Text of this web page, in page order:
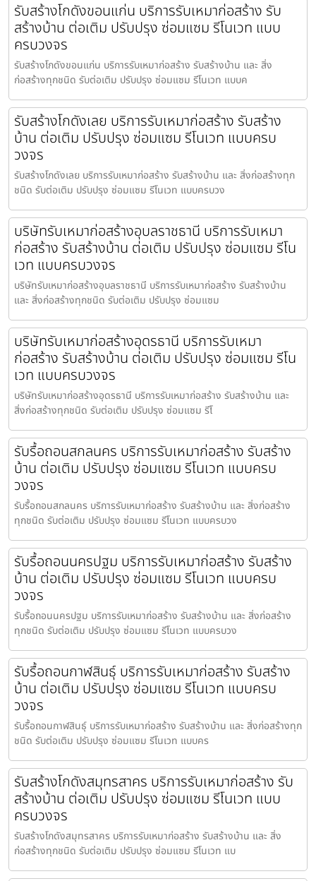
รับสร้างโกดังขอนแก่น บริการรับเหมาก่อสร้าง รับ
สร้างบ้าน ต่อเติม ปรับปรุง ซ่อมแซม รีโนเวท แบบ
ครบวงจร
รับสร้างโกดังขอนแก่น บริการรับเหมาก่อสร้าง รับสร้างบ้าน และ สิ่ง
ก่อสร้างทุกชนิด รับต่อเติม ปรับปรุง ซ่อมแซม รีโนเวท แบบค
รับสร้างโกดังเลย บริการรับเหมาก่อสร้าง รับสร้าง
บ้าน ต่อเติม ปรับปรุง ซ่อมแซม รีโนเวท แบบครบ
วงจร
รับสร้างโกดังเลย บริการรับเหมาก่อสร้าง รับสร้างบ้าน และ สิ่งก่อสร้างทุก
ชนิด รับต่อเติม ปรับปรุง ซ่อมแซม รีโนเวท แบบครบวง
บริษัทรับเหมาก่อสร้างอุบลราชธานี บริการรับเหมา
ก่อสร้าง รับสร้างบ้าน ต่อเติม ปรับปรุง ซ่อมแซม รีโน
เวท แบบครบวงจร
บริษัทรับเหมาก่อสร้างอุบลราชธานี บริการรับเหมาก่อสร้าง รับสร้างบ้าน
และ สิ่งก่อสร้างทุกชนิด รับต่อเติม ปรับปรุง ซ่อมแซม
บริษัทรับเหมาก่อสร้างอุดรธานี บริการรับเหมา
ก่อสร้าง รับสร้างบ้าน ต่อเติม ปรับปรุง ซ่อมแซม รีโน
เวท แบบครบวงจร
บริษัทรับเหมาก่อสร้างอุดรธานี บริการรับเหมาก่อสร้าง รับสร้างบ้าน และ
สิ่งก่อสร้างทุกชนิด รับต่อเติม ปรับปรุง ซ่อมแซม รีโ
รับรื้อถอนสกลนคร บริการรับเหมาก่อสร้าง รับสร้าง
บ้าน ต่อเติม ปรับปรุง ซ่อมแซม รีโนเวท แบบครบ
วงจร
รับรื้อถอนสกลนคร บริการรับเหมาก่อสร้าง รับสร้างบ้าน และ สิ่งก่อสร้าง
ทุกชนิด รับต่อเติม ปรับปรุง ซ่อมแซม รีโนเวท แบบครบวง
รับรื้อถอนนครปฐม บริการรับเหมาก่อสร้าง รับสร้าง
บ้าน ต่อเติม ปรับปรุง ซ่อมแซม รีโนเวท แบบครบ
วงจร
รับรื้อถอนนครปฐม บริการรับเหมาก่อสร้าง รับสร้างบ้าน และ สิ่งก่อสร้าง
ทุกชนิด รับต่อเติม ปรับปรุง ซ่อมแซม รีโนเวท แบบครบวง
รับรื้อถอนกาฬสินธุ์ บริการรับเหมาก่อสร้าง รับสร้าง
บ้าน ต่อเติม ปรับปรุง ซ่อมแซม รีโนเวท แบบครบ
วงจร
รับรื้อถอนกาฬสินธุ์ บริการรับเหมาก่อสร้าง รับสร้างบ้าน และ สิ่งก่อสร้างทุก
ชนิด รับต่อเติม ปรับปรุง ซ่อมแซม รีโนเวท แบบคร
รับสร้างโกดังสมุทรสาคร บริการรับเหมาก่อสร้าง รับ
สร้างบ้าน ต่อเติม ปรับปรุง ซ่อมแซม รีโนเวท แบบ
ครบวงจร
รับสร้างโกดังสมุทรสาคร บริการรับเหมาก่อสร้าง รับสร้างบ้าน และ สิ่ง
ก่อสร้างทุกชนิด รับต่อเติม ปรับปรุง ซ่อมแซม รีโนเวท แบ